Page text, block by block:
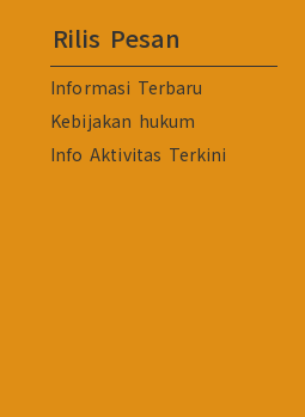
Rilis Pesan
Informasi Terbaru
Kebijakan hukum
Info Aktivitas Terkini